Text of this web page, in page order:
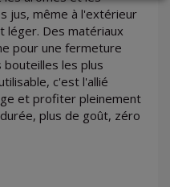
jus, même à l'extérieur
léger. Des matériaux
pour une fermeture
les plus
c'est l'allié
et profiter pleinement
plus de goût, zéro